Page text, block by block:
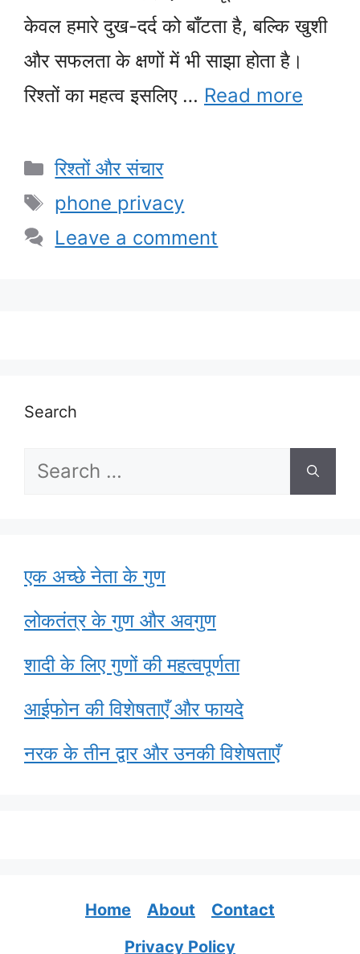
केवल हमारे दुख-दर्द को बाँटता है, बल्कि खुशी
और सफलता के क्षणों में भी साझा होता है।
रिश्तों का महत्व इसलिए … Read more
Categories
रिश्तों और संचार
Tags
phone privacy
Leave a comment
Search
Search
एक अच्छे नेता के गुण
लोकतंत्र के गुण और अवगुण
शादी के लिए गुणों की महत्वपूर्णता
आईफोन की विशेषताएँ और फायदे
नरक के तीन द्वार और उनकी विशेषताएँ
Home About
Contact
Privacy Policy